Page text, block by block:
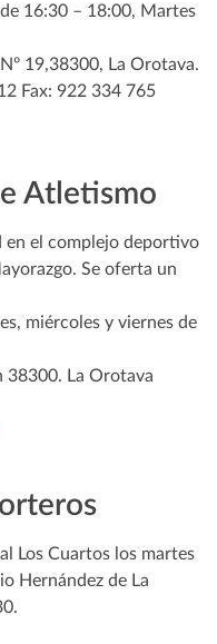
16:30 – 18:00, Martes
19,38300, La Orotava.
Fax: 922 334 765
Atletismo
en el complejo deportivo
Se oferta un
miércoles y viernes de
38300. La Orotava
Los Cuartos los martes
Hernández de La